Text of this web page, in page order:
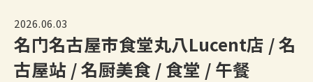
2026.06.03
名门名古屋市食堂丸八Lucent店 / 名
古屋站 / 名厨美食 / 食堂 / 午餐